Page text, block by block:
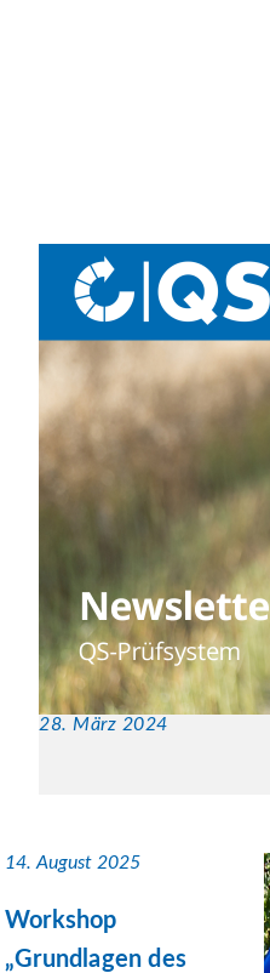
28. März 2024
14. August 2025
Workshop
„Grundlagen des